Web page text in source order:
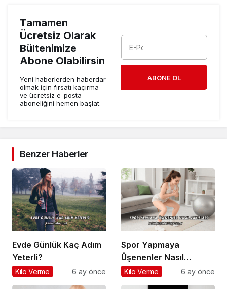
Tamamen
Ücretsiz Olarak
Bültenimize
Abone Olabilirsin
Yeni haberlerden haberdar
olmak için fırsatı kaçırma
ve ücretsiz e-posta
aboneliğini hemen başlat.
ABONE OL
Benzer Haberler
Evde Günlük Kaç Adım
Yeterli?
Kilo Verme 6 ay önce
Spor Yapmaya
Üşenenler Nasıl
Zayıflar?
Kilo Verme 6 ay önce